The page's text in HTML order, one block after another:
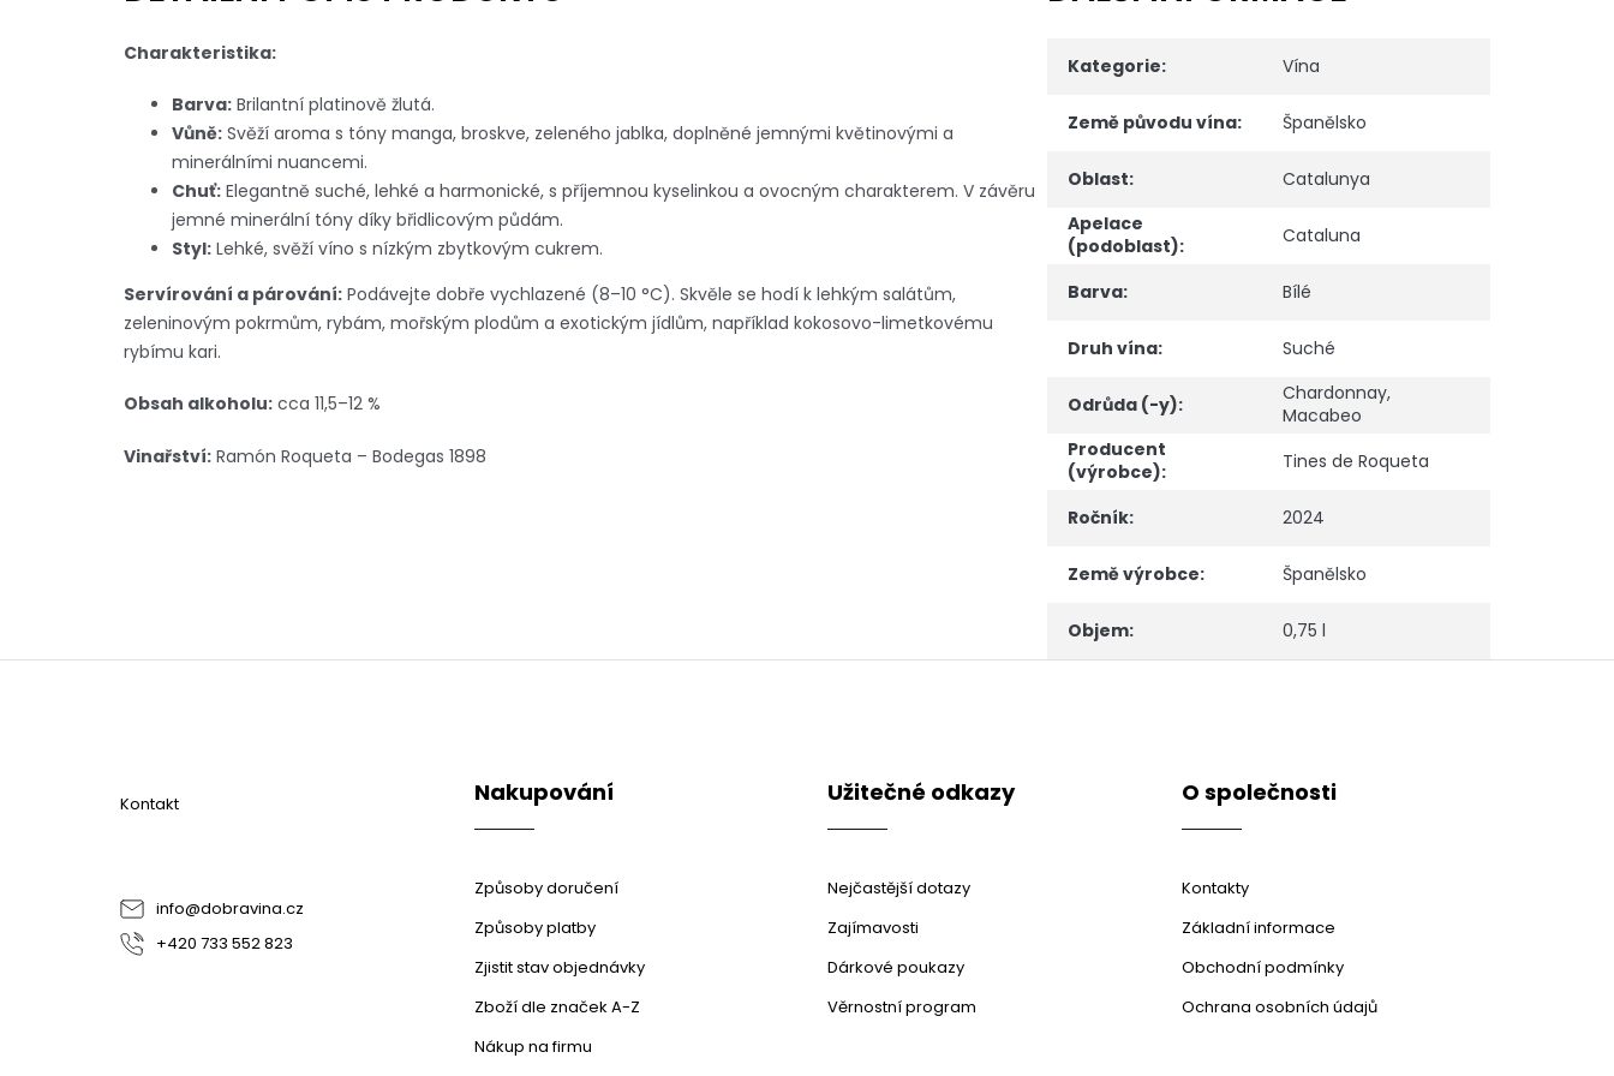
Charakteristika:
Barva: Brilantní platinově žlutá.
Vůně: Svěží aroma s tóny manga, broskve, zeleného jablka, doplněné jemnými květinovými a
minerálními nuancemi.
Chuť: Elegantně suché, lehké a harmonické, s příjemnou kyselinkou a ovocným charakterem. V závěru
jemné minerální tóny díky břidlicovým půdám.
Styl: Lehké, svěží víno s nízkým zbytkovým cukrem.
Servírování a párování: Podávejte dobře vychlazené (8–10 °C). Skvěle se hodí k lehkým salátům,
zeleninovým pokrmům, rybám, mořským plodům a exotickým jídlům, například kokosovo-limetkovému
rybímu kari.
Obsah alkoholu: cca 11,5–12 %
Vinařství: Ramón Roqueta – Bodegas 1898
Kategorie: Vína
Země původu vína: Španělsko
Oblast:
Catalunya
Apelace
(podoblast): Cataluna
Barva: Bílé
Druh vína: Suché
Odrůda (-y): Chardonnay,
Macabeo
Producent
(výrobce): Tines de Roqueta
Ročník: 2024
Země výrobce: Španělsko
Objem: 0,75 l
Z
Kontakt
info@dobravina.cz
+420 733 552 823
Nakupování
Způsoby doručení
Způsoby platby
Zjistit stav objednávky
Zboží dle značek A-Z
Nákup na firmu
Užitečné odkazy
Nejčastější dotazy
Zajímavosti
Dárkové poukazy
Věrnostní program
O společnosti
Kontakty
Základní informace
Obchodní podmínky
Ochrana osobních údajů